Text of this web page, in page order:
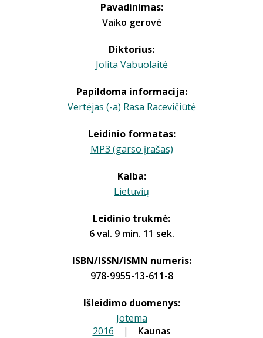
Pavadinimas:
Vaiko gerovė
Diktorius:
Jolita Vabuolaitė
Papildoma informacija:
Vertėjas (-a) Rasa Racevičiūtė
Leidinio formatas:
MP3 (garso įrašas)
Kalba:
Lietuvių
Leidinio trukmė:
6 val. 9 min. 11 sek.
ISBN/ISSN/ISMN numeris:
978-9955-13-611-8
Išleidimo duomenys:
Jotema
2016 | Kaunas